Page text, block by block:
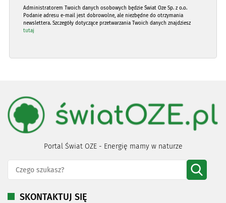
Administratorem Twoich danych osobowych będzie Świat Oze Sp. z o.o.
Podanie adresu e-mail jest dobrowolne, ale niezbędne do otrzymania
newslettera. Szczegóły dotyczące przetwarzania Twoich danych znajdziesz
tutaj
Portal Świat OZE - Energię mamy w naturze
SKONTAKTUJ SIĘ